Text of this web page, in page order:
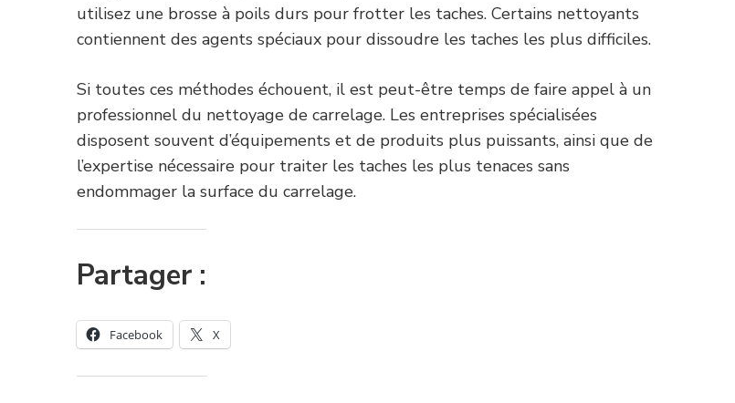
utilisez une brosse à poils durs pour frotter les taches. Certains nettoyants
contiennent des agents spéciaux pour dissoudre les taches les plus difficiles.
Si toutes ces méthodes échouent, il est peut-être temps de faire appel à un
professionnel du nettoyage de carrelage. Les entreprises spécialisées
disposent souvent d’équipements et de produits plus puissants, ainsi que de
l’expertise nécessaire pour traiter les taches les plus tenaces sans
endommager la surface du carrelage.
Partager :
Facebook X